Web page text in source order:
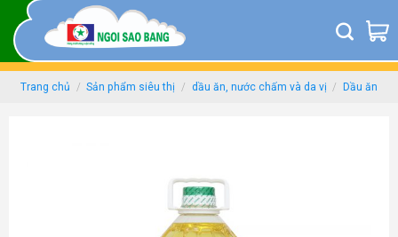
content
Trang chủ / Sản phẩm siêu thị / dầu ăn, nước chấm và da vị / Dầu ăn